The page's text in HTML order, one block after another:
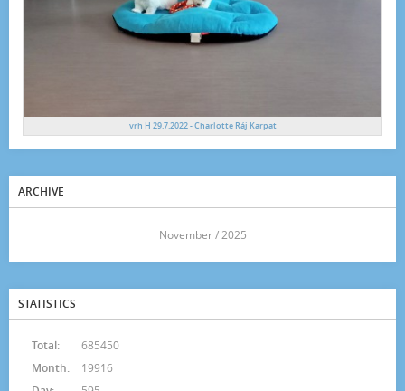
vrh H 29.7.2022 - Charlotte Ráj Karpat
ARCHIVE
November / 2025
STATISTICS
Total:
685450
Month:
19916